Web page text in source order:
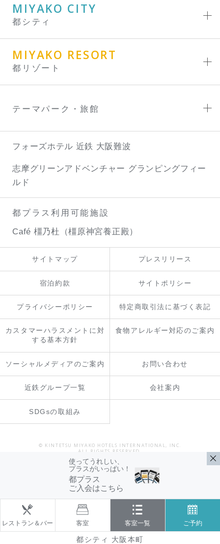
MIYAKO CITY
都シティ
MIYAKO RESORT
都リゾート
テーマパーク・旅館
フォーズホテル 近鉄 大阪難波
志摩グリーンアドベンチャー グランピングフィー
ルド
都プラス利用可能施設
Café 橿乃杜（橿原神宮養正殿）
サイトマップ プレスリリース
宿泊約款 サイトポリシー
プライバシーポリシー 特定商取引法に基づく表記
カスタマーハラスメントに対
する基本方針
食物アレルギー対応のご案内
ソーシャルメディアのご案内 お問い合わせ
近鉄グループ一覧 会社案内
SDGsの取組み
© KINTETSU MIYAKO HOTELS INTERNATIONAL, INC.
ALL RIGHTS RESERVED.
使ってうれしい、
プラスがいっぱい！
都プラス
ご入会はこちら
レストラン＆バー 客室 客室一覧 ご予約
都シティ 大阪本町